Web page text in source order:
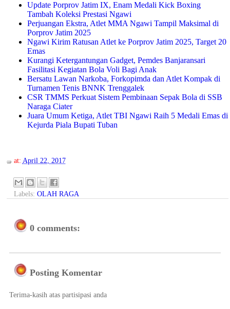
Update Porprov Jatim IX, Enam Medali Kick Boxing
Tambah Koleksi Prestasi Ngawi
Perjuangan Ekstra, Atlet MMA Ngawi Tampil Maksimal di
Porprov Jatim 2025
Ngawi Kirim Ratusan Atlet ke Porprov Jatim 2025, Target 20
Emas
Kurangi Ketergantungan Gadget, Pemdes Banjaransari
Fasilitasi Kegiatan Bola Voli Bagi Anak
Bersatu Lawan Narkoba, Forkopimda dan Atlet Kompak di
Turnamen Tenis BNNK Trenggalek
CSR TMMS Perkuat Sistem Pembinaan Sepak Bola di SSB
Naraga Ciater
Juara Umum Ketiga, Atlet TBI Ngawi Raih 5 Medali Emas di
Kejurda Piala Bupati Tuban
at: April 22, 2017
Labels: OLAH RAGA
0 comments:
Posting Komentar
Terima-kasih atas partisipasi anda